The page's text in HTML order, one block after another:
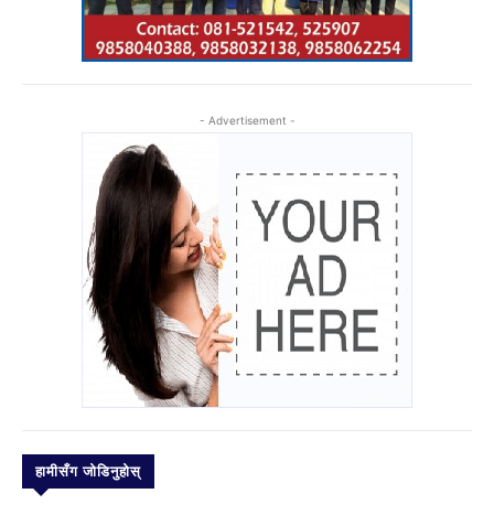
- Advertisement -
हामीसँग जोडिनुहोस्